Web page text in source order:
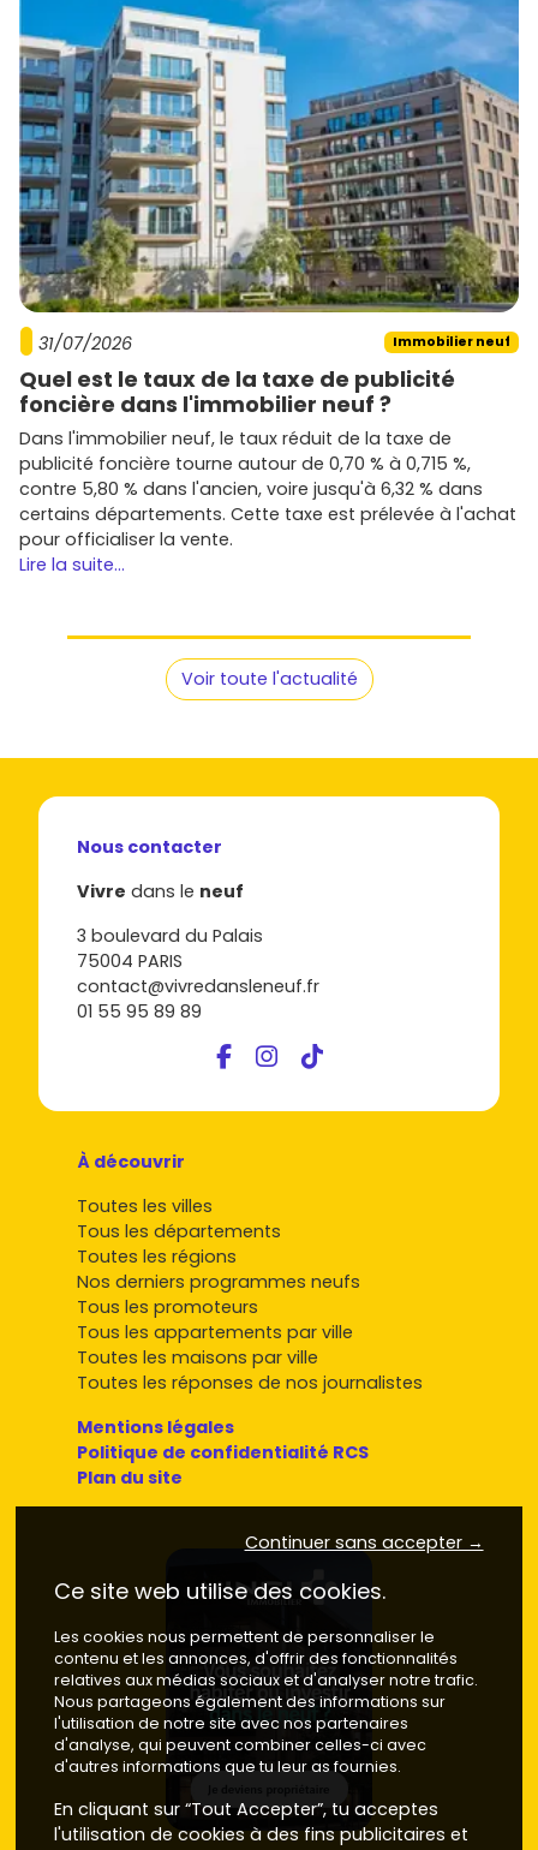
31/07/2026 Immobilier neuf
Quel est le taux de la taxe de publicité
foncière dans l'immobilier neuf ?
Dans l'immobilier neuf, le taux réduit de la taxe de
publicité foncière tourne autour de 0,70 % à 0,715 %,
contre 5,80 % dans l'ancien, voire jusqu'à 6,32 % dans
certains départements. Cette taxe est prélevée à l'achat
pour officialiser la vente.
Lire la suite...
Voir toute l'actualité
Nous contacter
Vivre dans le neuf
3 boulevard du Palais
75004 PARIS
contact@vivredansleneuf.fr
01 55 95 89 89
À découvrir
Toutes les villes
Tous les départements
Toutes les régions
Nos derniers programmes neufs
Tous les promoteurs
Tous les appartements par ville
Toutes les maisons par ville
Toutes les réponses de nos journalistes
Mentions légales
Politique de confidentialité RCS
Plan du site
Continuer sans accepter →
Ce site web utilise des cookies.
Les cookies nous permettent de personnaliser le
contenu et les annonces, d'offrir des fonctionnalités
relatives aux médias sociaux et d'analyser notre trafic.
Nous partageons également des informations sur
l'utilisation de notre site avec nos partenaires
d'analyse, qui peuvent combiner celles-ci avec
d'autres informations que tu leur as fournies.
En cliquant sur “Tout Accepter”, tu acceptes
l'utilisation de cookies à des fins publicitaires et